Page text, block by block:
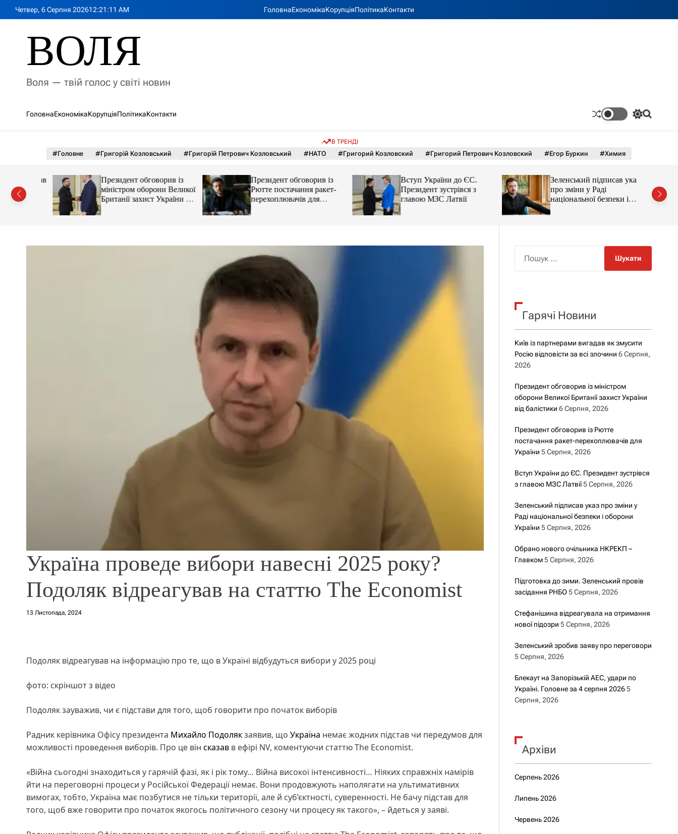
Четвер, 6 Серпня 202612:21 :13 AM ГоловнаЕкономікаКорупціяПолітикаКонтакти
ВОЛЯ
Воля — твій голос у світі новин
ГоловнаЕкономікаКорупціяПолітикаКонтакти
П
м
а
ч
о
о
в
о
г
у
П
В ТРЕНДІ
#Головне #Григорій Козловський #Григорій Петрович Козловський #НАТО #Григорий Козловский #Григорий Петрович Козловский #Егор Буркин #Химия
Президент обговорив із
міністром оборони Великої
Британії захист України від
балістики
Президент обговорив із
Рютте постачання ракет-
перехоплювачів для
України
Вступ України до ЄС.
Президент зустрівся з
главою МЗС Латвії
Зеленський підписав указ
про зміни у Раді
національної безпеки і
оборони України
Україна проведе вибори навесні 2025 року?
Подоляк відреагував на статтю The Economist
13 Листопада, 2024
Подоляк відреагував на інформацію про те, що в Україні відбудуться вибори у 2025 році
фото: скріншот з відео
Подоляк зауважив, чи є підстави для того, щоб говорити про початок виборів
Радник керівника Офісу президента Михайло Подолякзаявив, що Україна немає жодних підстав чи передумов для
можливості проведення виборів. Про це він сказав в ефірі NV, коментуючи статтю The Economist.
«Війна сьогодні знаходиться у гарячій фазі, як і рік тому… Війна високої інтенсивності… Ніяких справжніх намірів
йти на переговорні процеси у Російської Федерації немає. Вони продовжують наполягати на ультимативних
вимогах, тобто, Україна має позбутися не тільки території, але й суб’єктності, суверенності. Не бачу підстав для
того, щоб вже говорити про початок якогось політичного сезону чи процесу як такого», – йдеться у заяві.
к
Гарячі Новини
Київ із партнерами вигадав як змусити
Росію відповісти за всі злочини 6 Серпня,
2026
Президент обговорив із міністром
оборони Великої Британії захист України
від балістики 6 Серпня, 2026
Президент обговорив із Рютте
постачання ракет-перехоплювачів для
України 5 Серпня, 2026
Вступ України до ЄС. Президент зустрівся
з главою МЗС Латвії 5 Серпня, 2026
Зеленський підписав указ про зміни у
Раді національної безпеки і оборони
України 5 Серпня, 2026
Обрано нового очільника НКРЕКП –
Главком 5 Серпня, 2026
Підготовка до зими. Зеленський провів
засідання РНБО 5 Серпня, 2026
Стефанішина відреагувала на отримання
нової підозри 5 Серпня, 2026
Зеленський зробив заяву про переговори
5 Серпня, 2026
Блекаут на Запорізькій АЕС, удари по
Україні. Головне за 4 серпня 2026 5
Серпня, 2026
Архіви
Серпень 2026
Липень 2026
Червень 2026